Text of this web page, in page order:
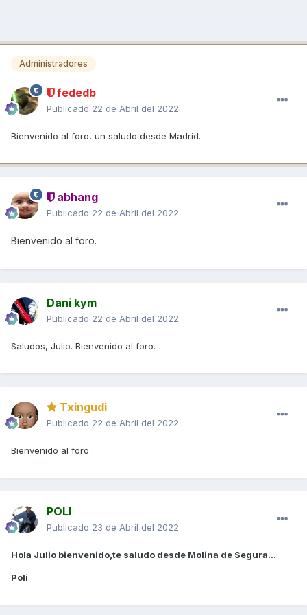
Administradores
fededb
Publicado 22 de Abril del 2022
Bienvenido al foro, un saludo desde Madrid.
abhang
Publicado 22 de Abril del 2022
Bienvenido al foro.
Dani kym
Publicado 22 de Abril del 2022
Saludos, Julio. Bienvenido al foro.
Txingudi
Publicado 22 de Abril del 2022
Bienvenido al foro .
POLI
Publicado 23 de Abril del 2022
Hola Julio bienvenido,te saludo desde Molina de Segura...
Poli